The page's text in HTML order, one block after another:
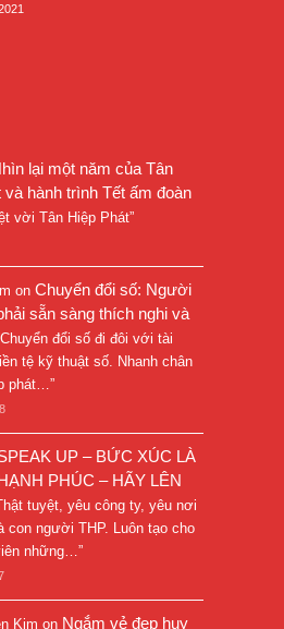
lại một năm của Tân
và hành trình Tết ấm đoàn
vời Tân Hiệp Phát”
on Chuyển đổi số: Người
sẵn sàng thích nghi và
Chuyển đổi số đi đôi với tài
tệ kỹ thuật số. Nhanh chân
phát… ”
UP – BỨC XÚC LÀ
PHÚC – HÃY LÊN
tuyệt, yêu công ty, yêu nơi
con người THP. Luôn tạo cho
những… ”
Kim on Ngắm vẻ đẹp huy